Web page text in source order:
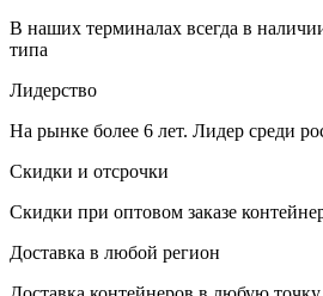
В наших терминалах всегда в
типа
Лидерство
На рынке более 6 лет. Лидер среди
Скидки и отсрочки
Скидки при оптовом заказе
Доставка в любой регион